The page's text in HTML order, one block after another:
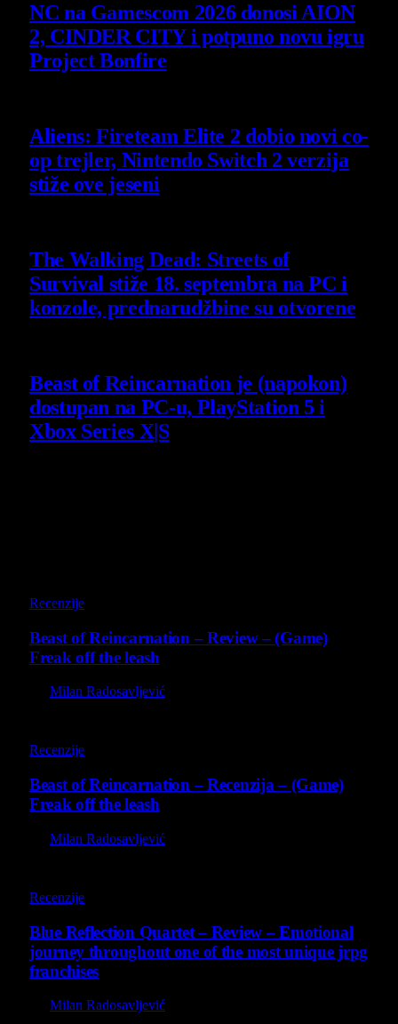
NC na Gamescom 2026 donosi AION
2, CINDER CITY i potpuno novu igru
Project Bonfire
Aliens: Fireteam Elite 2 dobio novi co-
op trejler, Nintendo Switch 2 verzija
stiže ove jeseni
The Walking Dead: Streets of
Survival stiže 18. septembra na PC i
konzole, prednarudžbine su otvorene
Beast of Reincarnation je (napokon)
dostupan na PC-u, PlayStation 5 i
Xbox Series X|S
Recenzije
Beast of Reincarnation – Review – (Game)
Freak off the leash
Milan Radosavljević
Recenzije
Beast of Reincarnation – Recenzija – (Game)
Freak off the leash
Milan Radosavljević
Recenzije
Blue Reflection Quartet – Review – Emotional
journey throughout one of the most unique jrpg
franchises
Milan Radosavljević